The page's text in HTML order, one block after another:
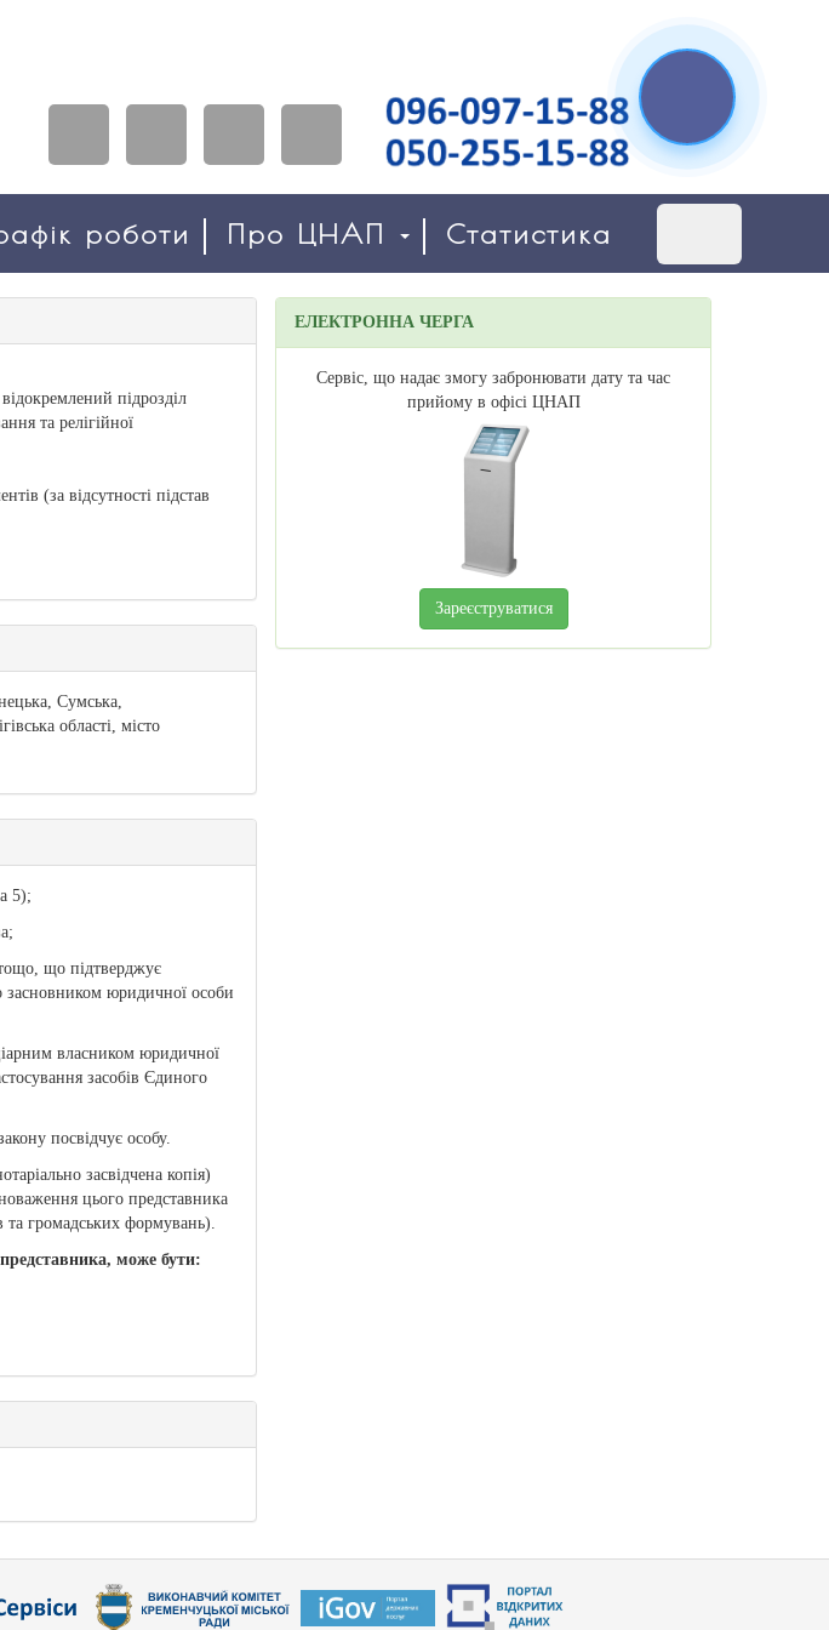
роботи Про ЦНАП Статистика
підрозділ
та релігійної
(за відсутності підстав
Сумська,
області, місто
5);
що підтверджує
засновником юридичної особи
власником юридичної
засобів Єдиного
посвідчує особу.
засвідчена копія)
цього представника
та громадських формувань).
може бути:
ЕЛЕКТРОННА ЧЕРГА
Сервіс, що надає змогу забронювати дату та час
прийому в офісі ЦНАП
Зареєструватися